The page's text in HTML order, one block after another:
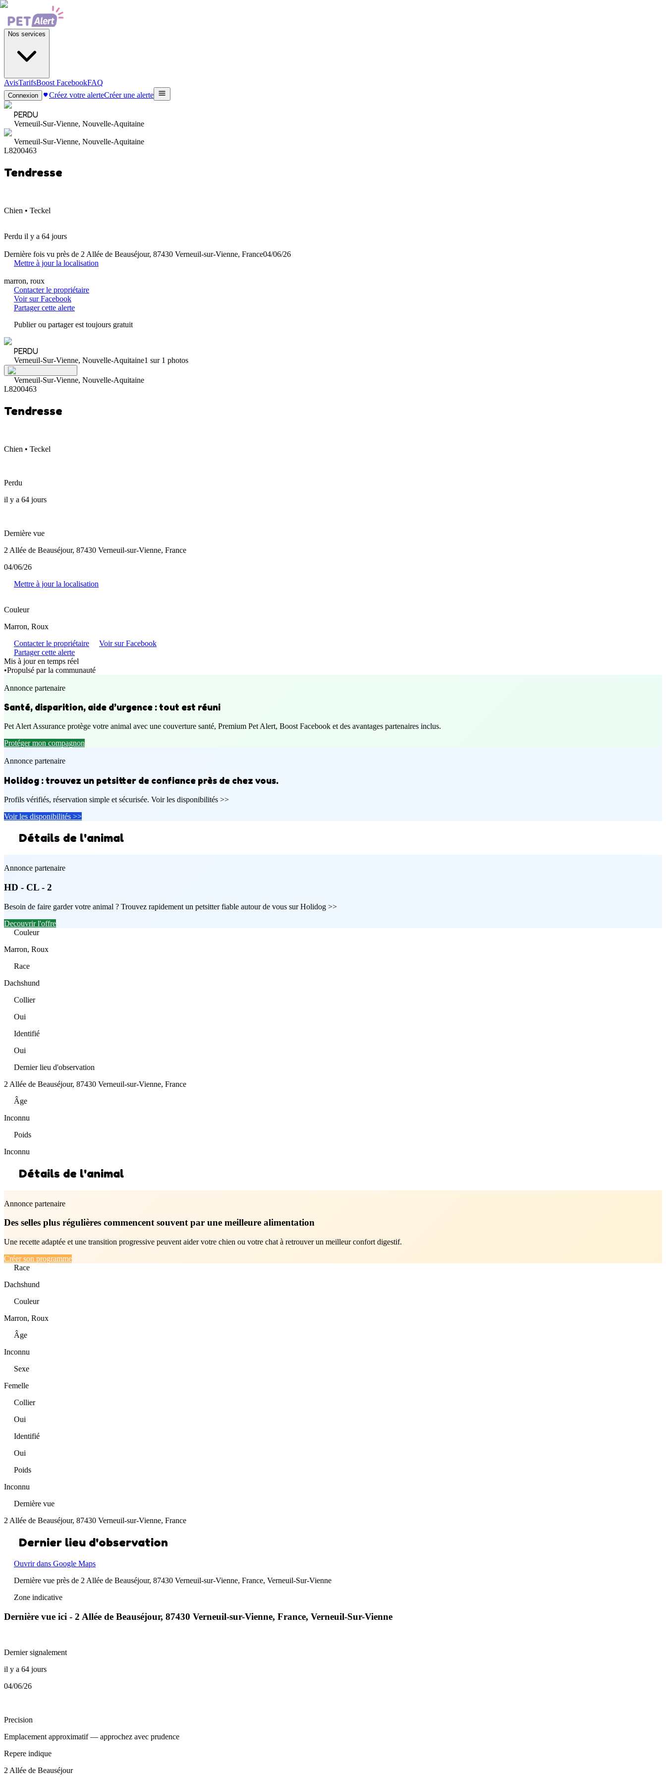
Nos services
AvisTarifsBoost FacebookFAQ
Connexion Créez votre alerteCréer une alerte
PERDU
Verneuil-Sur-Vienne, Nouvelle-Aquitaine
Verneuil-Sur-Vienne, Nouvelle-Aquitaine
L8200463
Tendresse
Chien • Teckel
Perdu il y a 64 jours
Dernière fois vu près de 2 Allée de Beauséjour, 87430 Verneuil-sur-Vienne, France04/06/26
Mettre à jour la localisation
marron, roux
Contacter le propriétaire
Voir sur Facebook
Partager cette alerte
Publier ou partager est toujours gratuit
PERDU
Verneuil-Sur-Vienne, Nouvelle-Aquitaine1 sur 1 photos
Verneuil-Sur-Vienne, Nouvelle-Aquitaine
L8200463
Tendresse
Chien • Teckel
Perdu
il y a 64 jours
Dernière vue
2 Allée de Beauséjour, 87430 Verneuil-sur-Vienne, France
04/06/26
Mettre à jour la localisation
Couleur
Marron, Roux
Contacter le propriétaire
Voir sur Facebook
Partager cette alerte
Mis à jour en temps réel
•Propulsé par la communauté
Annonce partenaire
Santé, disparition, aide d’urgence : tout est réuni
Pet Alert Assurance protège votre animal avec une couverture santé, Premium Pet Alert, Boost Facebook et des avantages partenaires inclus.
Protéger mon compagnon
Annonce partenaire
Holidog : trouvez un petsitter de confiance près de chez vous.
Profils vérifiés, réservation simple et sécurisée. Voir les disponibilités >>
Voir les disponibilités >>
Détails de l'animal
Annonce partenaire
HD - CL - 2
Besoin de faire garder votre animal ? Trouvez rapidement un petsitter fiable autour de vous sur Holidog >>
Decouvrir l'offre
Couleur
Marron, Roux
Race
Dachshund
Collier
Oui
Identifié
Oui
Dernier lieu d'observation
2 Allée de Beauséjour, 87430 Verneuil-sur-Vienne, France
Âge
Inconnu
Poids
Inconnu
Détails de l'animal
Annonce partenaire
Des selles plus régulières commencent souvent par une meilleure alimentation
Une recette adaptée et une transition progressive peuvent aider votre chien ou votre chat à retrouver un meilleur confort digestif.
Créer son programme
Race
Dachshund
Couleur
Marron, Roux
Âge
Inconnu
Sexe
Femelle
Collier
Oui
Identifié
Oui
Poids
Inconnu
Dernière vue
2 Allée de Beauséjour, 87430 Verneuil-sur-Vienne, France
Dernier lieu d'observation
Ouvrir dans Google Maps
Dernière vue près de 2 Allée de Beauséjour, 87430 Verneuil-sur-Vienne, France, Verneuil-Sur-Vienne
Zone indicative
Dernière vue ici - 2 Allée de Beauséjour, 87430 Verneuil-sur-Vienne, France, Verneuil-Sur-Vienne
Dernier signalement
il y a 64 jours
04/06/26
Precision
Emplacement approximatif — approchez avec prudence
Repere indique
2 Allée de Beauséjour